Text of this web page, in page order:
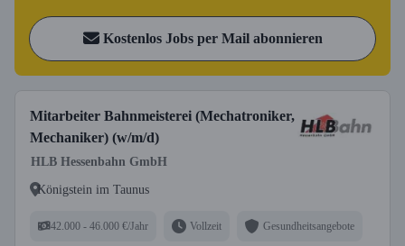
Kostenlos Jobs per Mail abonnieren
Mitarbeiter Bahnmeisterei (Mechatroniker,
Mechaniker) (w/m/d)
HLB Hessenbahn GmbH
Königstein im Taunus
42.000 - 46.000 €/Jahr Vollzeit Gesundheitsangebote